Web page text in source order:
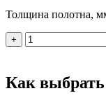
Толщина полотна,
+
Как